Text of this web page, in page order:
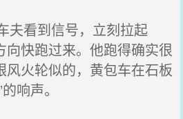
看到信号，立刻拉起
向快跑过来。他跑得确实很
风火轮似的，黄包车在石板
响声。